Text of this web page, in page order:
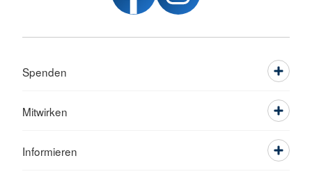
Spenden
Mitwirken
Informieren